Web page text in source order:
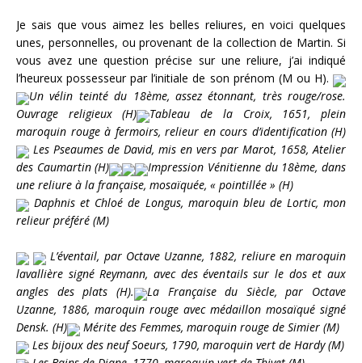
Je sais que vous aimez les belles reliures, en voici quelques
unes, personnelles, ou provenant de la collection de Martin. Si
vous avez une question précise sur une reliure, j’ai indiqué
l’heureux possesseur par l’initiale de son prénom (M ou H).
Un vélin teinté du 18ème, assez étonnant, très rouge/rose.
Ouvrage religieux (H)
Tableau de la Croix, 1651, plein
maroquin rouge à fermoirs, relieur en cours d’identification (H)
Les Pseaumes de David, mis en vers par Marot, 1658, Atelier
des Caumartin (H)
Impression Vénitienne du 18ème, dans
une reliure à la française, mosaïquée, « pointillée » (H)
Daphnis et Chloé de Longus, maroquin bleu de Lortic, mon
relieur préféré (M)
L’éventail, par Octave Uzanne, 1882, reliure en maroquin
lavallière signé Reymann, avec des éventails sur le dos et aux
angles des plats (H).
La Française du Siècle, par Octave
Uzanne, 1886, maroquin rouge avec médaillon mosaïqué signé
Densk. (H)
Mérite des Femmes, maroquin rouge de Simier (M)
Les bijoux des neuf Soeurs, 1790, maroquin vert de Hardy (M)